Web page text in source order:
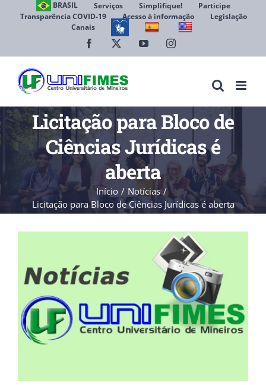
BRASIL Serviços Simplifique!
Participe
Transparência COVID-19
Acesso à informação
Legislação
Canais
Facebook YouTubeInstagram
Licitação para Bloco de
Ciências Jurídicas é
aberta
Início
Notícias
Licitação para Bloco de Ciências Jurídicas é aberta